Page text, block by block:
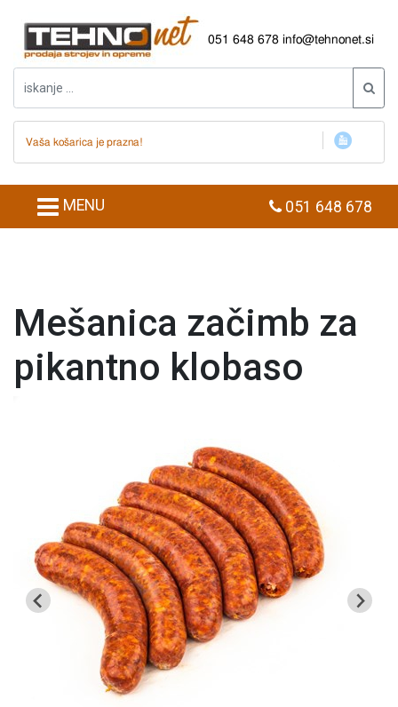
051 648 678 info@tehnonet.si
Vaša košarica je prazna!
MENU 051 648 678
Mešanica začimb za
pikantno klobaso